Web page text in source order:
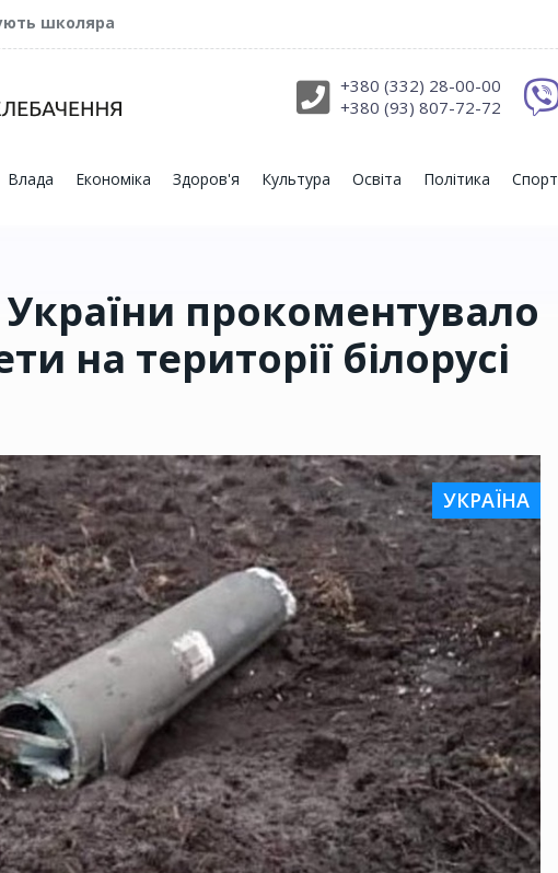
школяра
+380 (332) 28-00-00
+380 (93) 807-72-72
Влада Економіка Здоров'я Культура Освіта Політика Спорт
прокоментувало
на території білорусі
УКРАЇНА